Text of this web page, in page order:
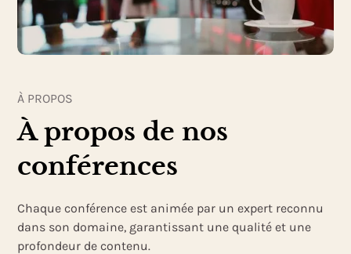
À PROPOS
À propos de nos
conférences
Chaque conférence est animée par un expert reconnu
dans son domaine, garantissant une qualité et une
profondeur de contenu.